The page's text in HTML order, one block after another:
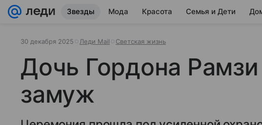
Звезды Мода Красота Семья и Дети
30 декабря 2025 Леди Mail Светская жизнь
Дочь Гордона
замуж